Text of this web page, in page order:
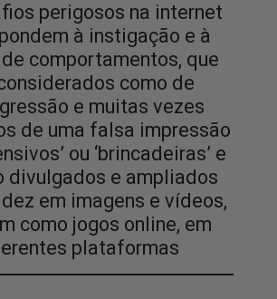
perigosos na internet
à instigação e à
comportamentos, que
como de
e muitas vezes
de uma falsa impressão
ou ‘brincadeiras’ e
divulgados e ampliados
em imagens e vídeos,
como jogos online, em
plataformas